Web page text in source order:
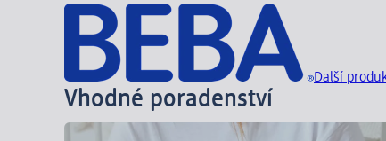
Další
Vhodné poradenství